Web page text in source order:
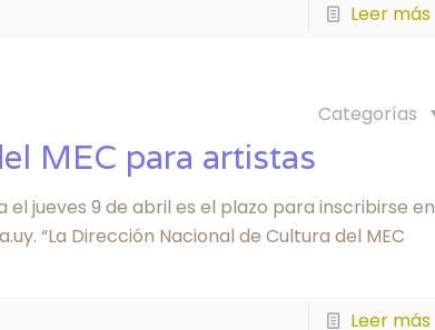
Leer más
Categorías
MEC para artistas
el jueves 9 de abril es el plazo para inscribirse en
“La Dirección Nacional de Cultura del MEC
Leer más